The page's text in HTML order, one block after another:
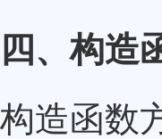
四、构造
构造函数